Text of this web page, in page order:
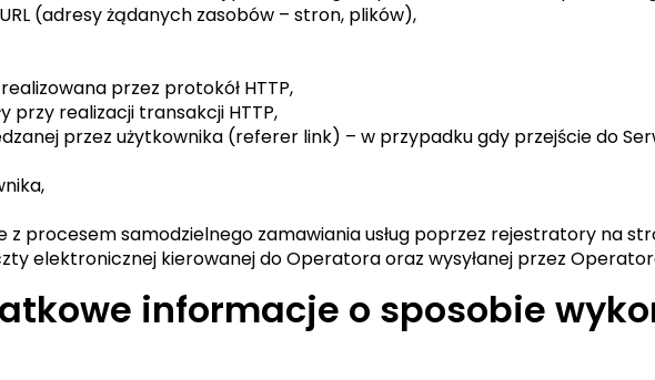
(adresy żądanych zasobów – stron, plików),
przez protokół HTTP,
przy realizacji transakcji HTTP,
przez użytkownika (referer link) – w przypadku gdy przejście do
procesem samodzielnego zamawiania usług poprzez rejestratory na
elektronicznej kierowanej do Operatora oraz wysyłanej przez
informacje o sposobie